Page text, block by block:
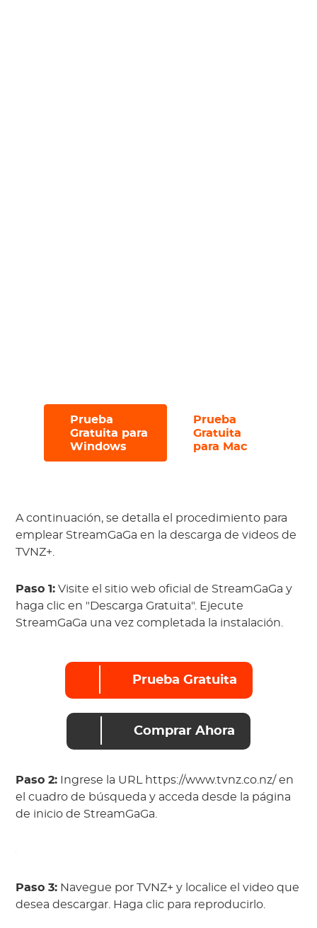
Prueba
Gratuita para
Windows
Prueba
Gratuita
para Mac
A continuación, se detalla el procedimiento para
emplear StreamGaGa en la descarga de videos de
TVNZ+.
Paso 1: Visite el sitio web oficial de StreamGaGa y
haga clic en "Descarga Gratuita". Ejecute
StreamGaGa una vez completada la instalación.
Prueba Gratuita
Comprar Ahora
Paso 2: Ingrese la URL https://www.tvnz.co.nz/ en
el cuadro de búsqueda y acceda desde la página
de inicio de StreamGaGa.
Paso 3: Navegue por TVNZ+ y localice el video que
desea descargar. Haga clic para reproducirlo.